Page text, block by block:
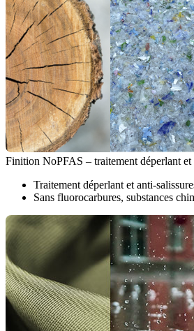
Finition NoPFAS – traitement déperlant et
Traitement déperlant et anti-
Sans fluorocarbures, substances